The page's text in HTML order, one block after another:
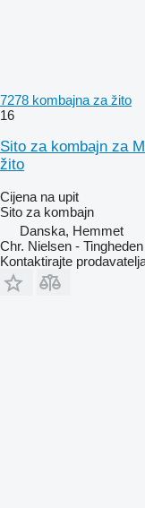
7278 kombajna za žito
16
Sito za kombajn za
žito
Cijena na upit
Sito za kombajn
Danska, Hemmet
Chr. Nielsen -
Kontaktirajte